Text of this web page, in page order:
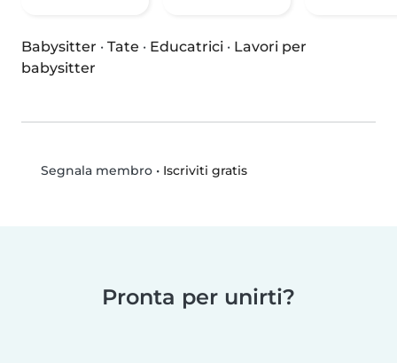
Babysitter · Tate · Educatrici · Lavori per
babysitter
Segnala membro• Iscriviti gratis
Pronta per unirti?